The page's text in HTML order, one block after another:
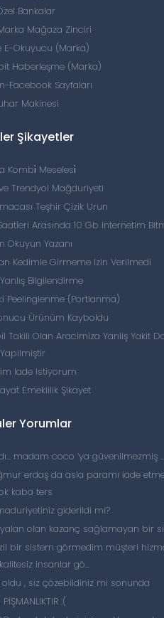
Bankalar
Mağaza Zinciri
E-Okuyucu (Marka)
Haberleşme (Marka)
Facebook Sayfaları
Makinesi
Şikayetler
Kombi̇ Meselesi̇
Trendyol Mağduriyeti
Teşhir Çizik Urun
Arasında 10 Gb Internetim
Okuyun Yazanı
Kedimle Girmeme Izin Verilmedi
Bilgilendirme
Peelinglenme (Portlanma)
Ürünüm Kayboldu
Takili Olan Aracimiza Yanliş Yakit
Yapilmiştir
Iade Istiyorum
Emeklilik Şikayet
Yorumlar
madam coco ‘ya güvenilmezmiş
erdaş da asla paramı iade
kaba ters
giderildi mi?
olan kazanç sağlamayan bir
bir sistem görmedim müşteri
insanlar gö...
, siz çözebildiniz mi sonunda
:(